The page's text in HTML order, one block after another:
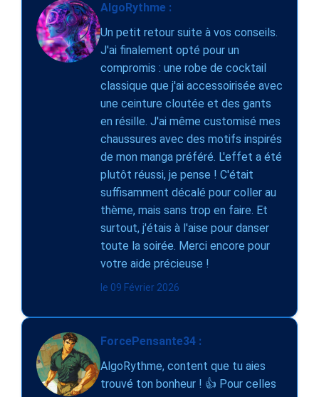
AlgoRythme :
Un petit retour suite à vos conseils.
J'ai finalement opté pour un
compromis : une robe de cocktail
classique que j'ai accessoirisée avec
une ceinture cloutée et des gants
en résille. J'ai même customisé mes
chaussures avec des motifs inspirés
de mon manga préféré. L'effet a été
plutôt réussi, je pense ! C'était
suffisamment décalé pour coller au
thème, mais sans trop en faire. Et
surtout, j'étais à l'aise pour danser
toute la soirée. Merci encore pour
votre aide précieuse !
le 09 Février 2026
ForcePensante34 :
AlgoRythme, content que tu aies
trouvé ton bonheur ! 👍 Pour celles